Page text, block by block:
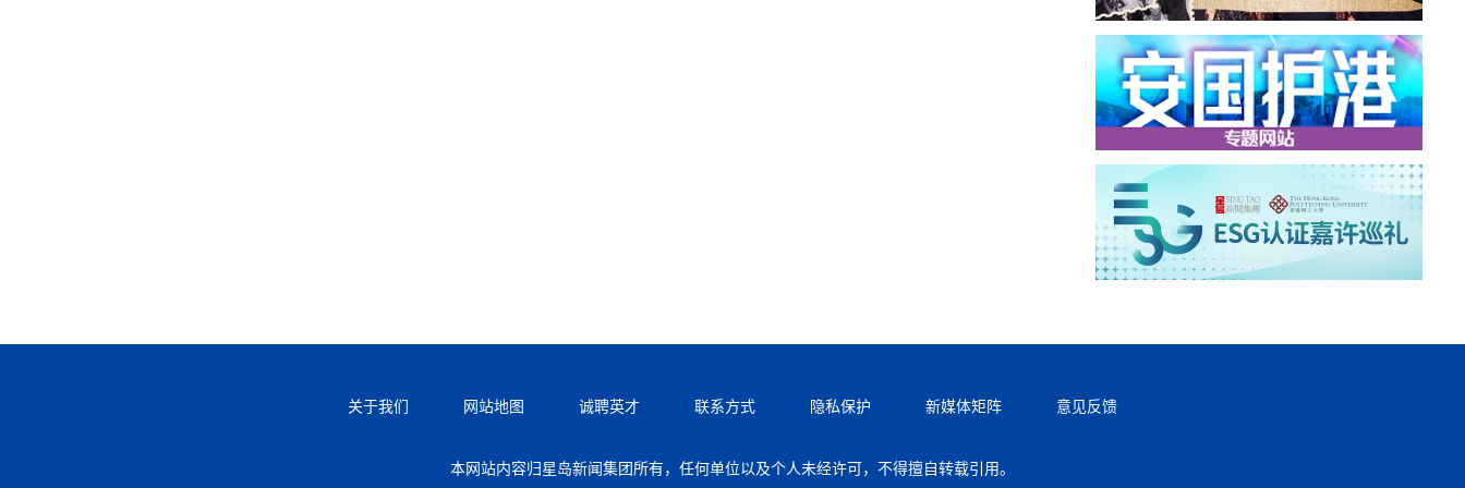
关于我们 网站地图 诚聘英才 联系方式 隐私保护 新媒体矩阵 意见反馈
本网站内容归星岛新闻集团所有，任何单位以及个人未经许可，不得擅自转载引用。